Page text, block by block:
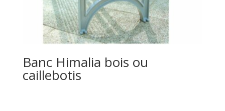
Banc Himalia bois ou
caillebotis